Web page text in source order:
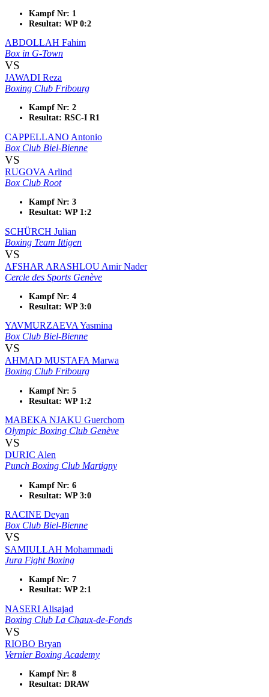
Kampf Nr: 1
Resultat: WP 0:2
ABDOLLAH Fahim
Box in G-Town
VS
JAWADI Reza
Boxing Club Fribourg
Kampf Nr: 2
Resultat: RSC-I R1
CAPPELLANO Antonio
Box Club Biel-Bienne
VS
RUGOVA Arlind
Box Club Root
Kampf Nr: 3
Resultat: WP 1:2
SCHÜRCH Julian
Boxing Team Ittigen
VS
AFSHAR ARASHLOU Amir Nader
Cercle des Sports Genève
Kampf Nr: 4
Resultat: WP 3:0
YAVMURZAEVA Yasmina
Box Club Biel-Bienne
VS
AHMAD MUSTAFA Marwa
Boxing Club Fribourg
Kampf Nr: 5
Resultat: WP 1:2
MABEKA NJAKU Guerchom
Olympic Boxing Club Genève
VS
DURIC Alen
Punch Boxing Club Martigny
Kampf Nr: 6
Resultat: WP 3:0
RACINE Deyan
Box Club Biel-Bienne
VS
SAMIULLAH Mohammadi
Jura Fight Boxing
Kampf Nr: 7
Resultat: WP 2:1
NASERI Alisajad
Boxing Club La Chaux-de-Fonds
VS
RIOBO Bryan
Vernier Boxing Academy
Kampf Nr: 8
Resultat: DRAW